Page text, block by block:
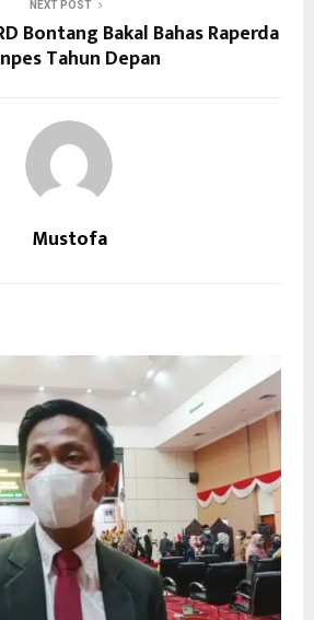
NEXT POST
Bontang Bakal Bahas Raperda
Tahun Depan
Mustofa